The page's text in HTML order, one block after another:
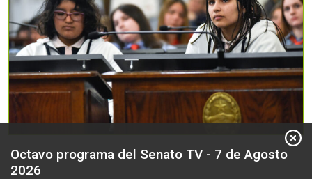
Octavo programa del Senato TV - 7 de Agosto
2026